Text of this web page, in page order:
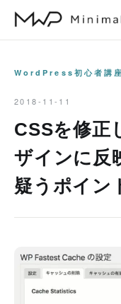
WordPress初心者講座
2018-11-11
CSSを修正
ザインに反
疑うポイン